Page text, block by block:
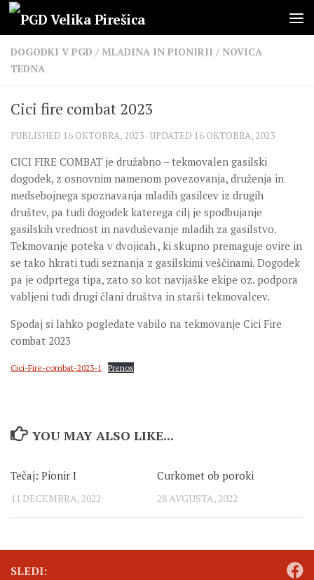
Skip to content
DOGODKI V PGD / MLADINA IN PIONIRJI / NOVICA
TEDNA
Cici fire combat 2023
PUBLISHED 16 OKTOBRA, 2023 · UPDATED 16 OKTOBRA, 2023
CICI FIRE COMBAT je družabno – tekmovalen gasilski
dogodek, z osnovnim namenom povezovanja, druženja in
medsebojnega spoznavanja mladih gasilcev iz drugih
društev, pa tudi dogodek katerega cilj je spodbujanje
gasilskih vrednost in navduševanje mladih za gasilstvo.
Tekmovanje poteka v dvojicah , ki skupno premaguje ovire in
se tako hkrati tudi seznanja z gasilskimi veščinami. Dogodek
pa je odprtega tipa, zato so kot navijaške ekipe oz. podpora
vabljeni tudi drugi člani društva in starši tekmovalcev.
Spodaj si lahko pogledate vabilo na tekmovanje Cici Fire
combat 2023
Cici-Fire-combat-2023-1 Prenos
YOU MAY ALSO LIKE...
Tečaj: Pionir I
11 DECEMBRA, 2022
Curkomet ob poroki
28 AVGUSTA, 2022
SLEDI: